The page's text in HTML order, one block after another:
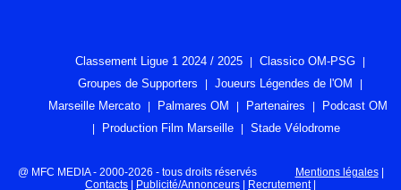
Classement Ligue 1 2024 / 2025
Classico OM-PSG
Groupes de Supporters
Joueurs Légendes de l'OM
Marseille Mercato
Palmares OM Partenaires
Podcast OM
Production Film Marseille
Stade Vélodrome
@ MFC MEDIA - 2000-2026 - tous droits réservés Mentions légales|
Contacts
Publicité/Annonceurs Recrutement|